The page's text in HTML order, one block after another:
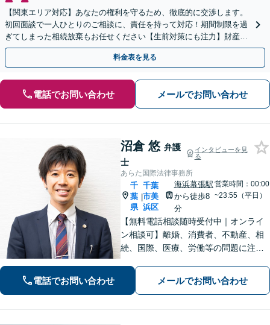
【関東エリア対応】あなたの権利を守るため、徹底的に交渉します。
初回面談で一人ひとりのご相談に、責任を持って対応！期間制限を過
ぎてしまった相続放棄もお任せください【生前対策にも注力】財産管
理から遺言書の作成・執行まで、一括してサポート
料金表を見る
電話でお問い合わせ メールでお問い合わせ
沼倉 悠 弁護
士
インタビューを見
る
あらた国際法律事務所
千
葉
県
|
千葉
市美
浜区
海浜幕張駅
から徒歩8
分
営業時間：00:00
~23:55（平日）
【無料電話相談随時受付中｜オンライ
ン相談可】離婚、消費者、不動産、相
続、国際、医療、労働等の問題に注力
した。相談者・依頼者に寄り添った対
応を心がけ、他事務所で難しいと言わ
電話でお問い合わせ メールでお問い合わせ